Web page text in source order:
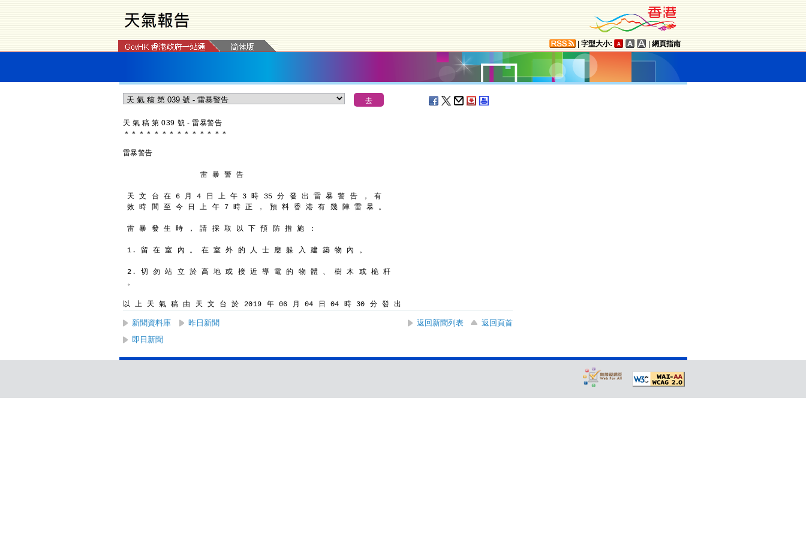
字型大小: 網頁指南
天 氣 稿 第 039 號 - 雷暴警告
＊ ＊ ＊ ＊ ＊ ＊ ＊ ＊ ＊ ＊ ＊ ＊ ＊ ＊
雷暴警告
                 雷 暴 警 告
天 文 台 在 6 月 4 日 上 午 3 時 35 分 發 出 雷 暴 警 告 ， 有
效 時 間 至 今 日 上 午 7 時 正 ， 預 料 香 港 有 幾 陣 雷 暴 。
雷 暴 發 生 時 ， 請 採 取 以 下 預 防 措 施 ：
1. 留 在 室 內 。 在 室 外 的 人 士 應 躲 入 建 築 物 內 。
2. 切 勿 站 立 於 高 地 或 接 近 導 電 的 物 體 、 樹 木 或 桅 杆
。
以 上 天 氣 稿 由 天 文 台 於 2019 年 06 月 04 日 04 時 30 分 發 出
新聞資料庫 昨日新聞 返回新聞列表
返回頁首
即日新聞